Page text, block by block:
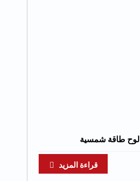
لوح طاقة شمسية
قراءة المزيد